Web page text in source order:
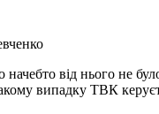
від нього не
випадку ТВК